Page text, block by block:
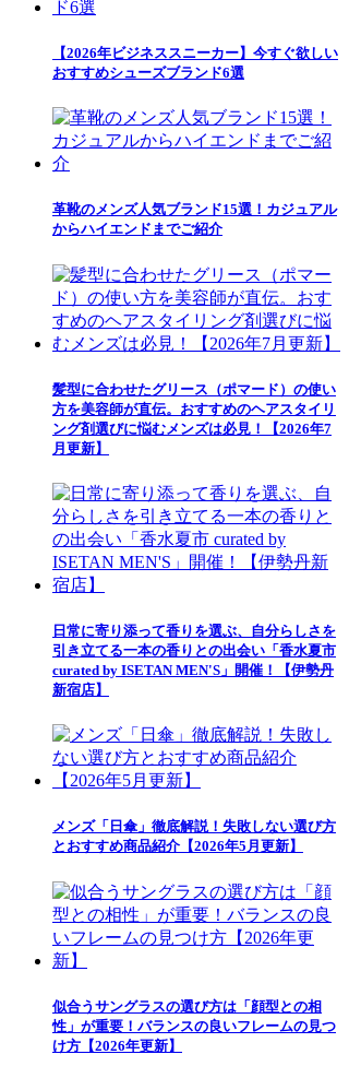
【2026年ビジネススニーカー】今すぐ欲しい
おすすめシューズブランド6選
革靴のメンズ人気ブランド15選！カジュアル
からハイエンドまでご紹介
髪型に合わせたグリース（ポマード）の使い
方を美容師が直伝。おすすめのヘアスタイリ
ング剤選びに悩むメンズは必見！【2026年7
月更新】
日常に寄り添って香りを選ぶ、自分らしさを
引き立てる一本の香りとの出会い「香水夏市
curated by ISETAN MEN'S」開催！【伊勢丹
新宿店】
メンズ「日傘」徹底解説！失敗しない選び方
とおすすめ商品紹介【2026年5月更新】
似合うサングラスの選び方は「顔型との相
性」が重要！バランスの良いフレームの見つ
け方【2026年更新】